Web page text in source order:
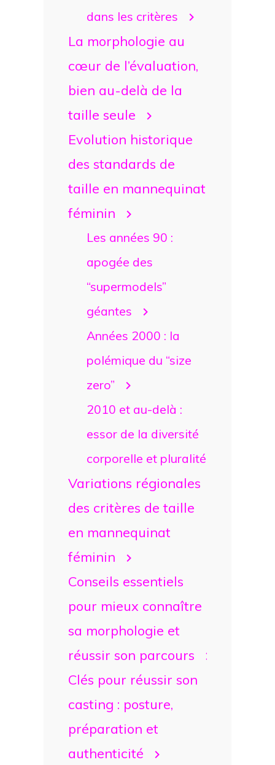
dans les critères
La morphologie au
cœur de l’évaluation,
bien au-delà de la
taille seule
Evolution historique
des standards de
taille en mannequinat
féminin
Les années 90 :
apogée des
“supermodels”
géantes
Années 2000 : la
polémique du “size
zero”
2010 et au-delà :
essor de la diversité
corporelle et pluralité
Variations régionales
des critères de taille
en mannequinat
féminin
Conseils essentiels
pour mieux connaître
sa morphologie et
réussir son parcours
Clés pour réussir son
casting : posture,
préparation et
authenticité